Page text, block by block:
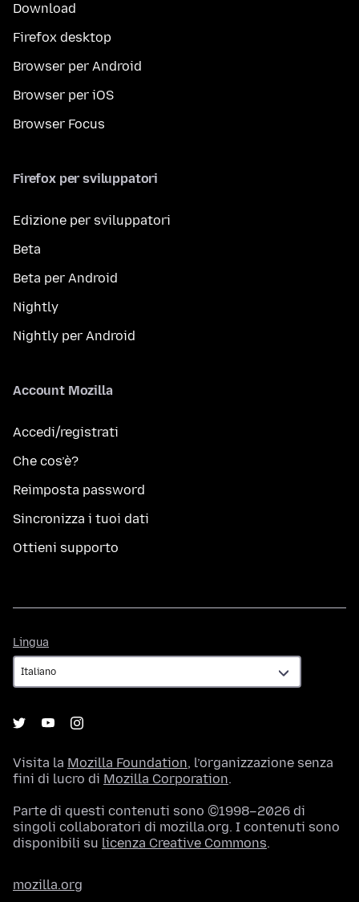
Download
Firefox desktop
Browser per Android
Browser per iOS
Browser Focus
Firefox per sviluppatori
Edizione per sviluppatori
Beta
Beta per Android
Nightly
Nightly per Android
Account Mozilla
Accedi/registrati
Che cos’è?
Reimposta password
Sincronizza i tuoi dati
Ottieni supporto
Lingua
Visita la Mozilla Foundation, l’organizzazione senza
fini di lucro di Mozilla Corporation.
Parte di questi contenuti sono ©1998–2026 di
singoli collaboratori di mozilla.org. I contenuti sono
disponibili su licenza Creative Commons.
mozilla.org